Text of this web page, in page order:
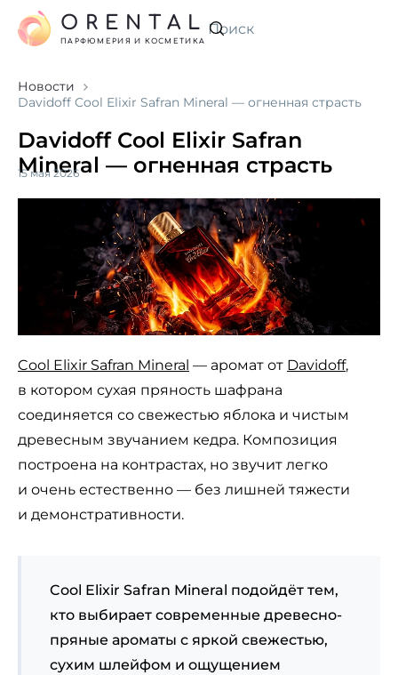
Искать
ORENTAL
ПАРФЮМЕРИЯ И КОСМЕТИКА
Новости
Davidoff Cool Elixir Safran Mineral — огненная страсть
Davidoff Cool Elixir Safran
Mineral — огненная страсть
15 мая 2026
Cool Elixir Safran Mineral — аромат от Davidoff,
в котором сухая пряность шафрана
соединяется со свежестью яблока и чистым
древесным звучанием кедра. Композиция
построена на контрастах, но звучит легко
и очень естественно — без лишней тяжести
и демонстративности.
Cool Elixir Safran Mineral подойдёт тем,
кто выбирает современные древесно-
пряные ароматы с яркой свежестью,
сухим шлейфом и ощущением